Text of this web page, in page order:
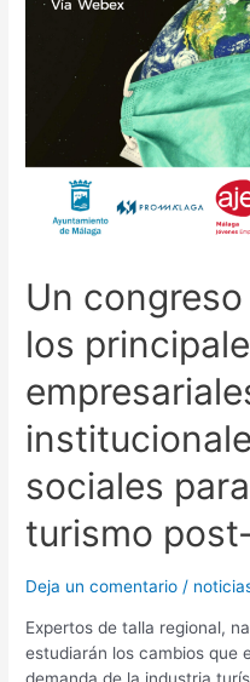
Un
los
sociales
turismo
Deja un comentario /
Expertos de talla regional,
estudiarán los cambios que
demanda de la industria